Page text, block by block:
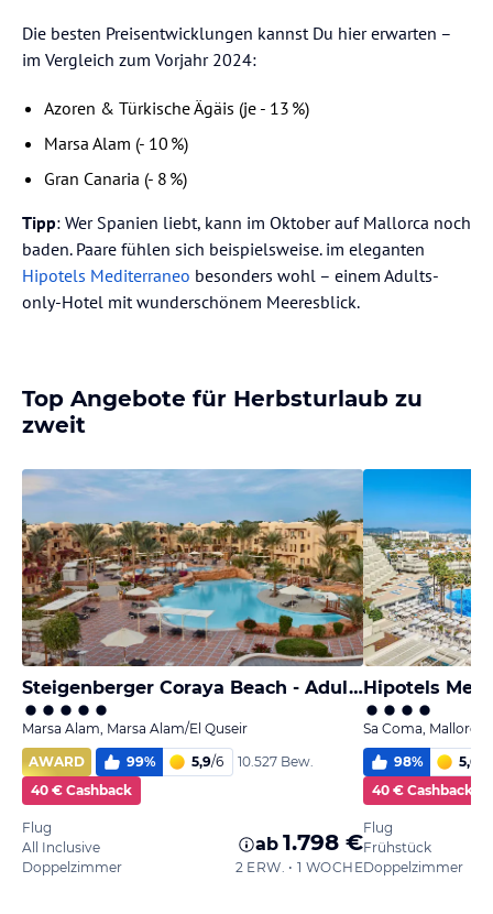
Die besten Preisentwicklungen kannst Du hier erwarten –
im Vergleich zum Vorjahr 2024:
Azoren & Türkische Ägäis (je - 13 %)
Marsa Alam (- 10 %)
Gran Canaria (- 8 %)
Tipp: Wer Spanien liebt, kann im Oktober auf Mallorca noch
baden. Paare fühlen sich beispielsweise. im eleganten
Hipotels Mediterraneo besonders wohl – einem Adults-
only-Hotel mit wunderschönem Meeresblick.
Top Angebote für Herbsturlaub zu
zweit
Steigenberger Coraya Beach - Adults only
Marsa Alam, Marsa Alam/El Quseir
AWARD
99% 5,9/6
10.527 Bew.
40 € Cashback
Flug
All Inclusive
Doppelzimmer
ab 1.798 €
2 ERW. • 1 WOCHE
Hipotels
Sa Coma, Mallorca
98% 5,6
40 € Cashback
Flug
Frühstück
Doppelzimmer